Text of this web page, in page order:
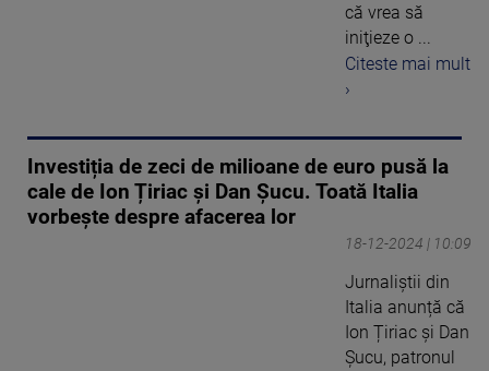
că vrea să
iniţieze o ...
Citeste mai mult
›
Investiția de zeci de milioane de euro pusă la
cale de Ion Țiriac și Dan Șucu. Toată Italia
vorbește despre afacerea lor
18-12-2024 | 10:09
Jurnaliștii din
Italia anunță că
Ion Țiriac și Dan
Șucu, patronul